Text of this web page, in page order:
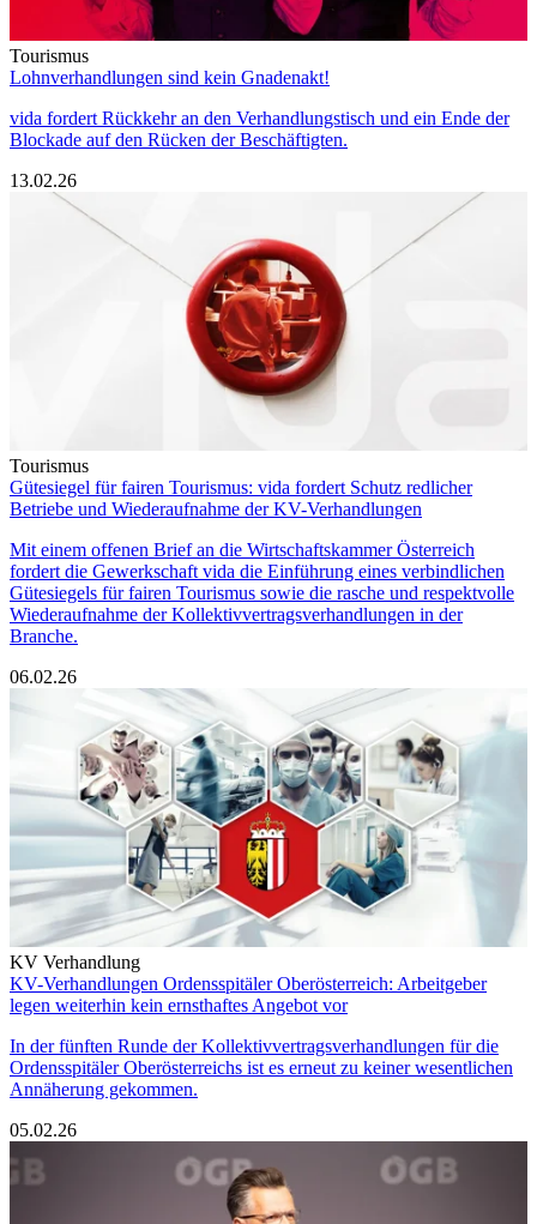
Tourismus
Lohnverhandlungen sind kein Gnadenakt!
vida fordert Rückkehr an den Verhandlungstisch und ein Ende der
Blockade auf den Rücken der Beschäftigten.
13.02.26
Tourismus
Gütesiegel für fairen Tourismus: vida fordert Schutz redlicher
Betriebe und Wiederaufnahme der KV-Verhandlungen
Mit einem offenen Brief an die Wirtschaftskammer Österreich
fordert die Gewerkschaft vida die Einführung eines verbindlichen
Gütesiegels für fairen Tourismus sowie die rasche und respektvolle
Wiederaufnahme der Kollektivvertragsverhandlungen in der
Branche.
06.02.26
KV Verhandlung
KV-Verhandlungen Ordensspitäler Oberösterreich: Arbeitgeber
legen weiterhin kein ernsthaftes Angebot vor
In der fünften Runde der Kollektivvertragsverhandlungen für die
Ordensspitäler Oberösterreichs ist es erneut zu keiner wesentlichen
Annäherung gekommen.
05.02.26